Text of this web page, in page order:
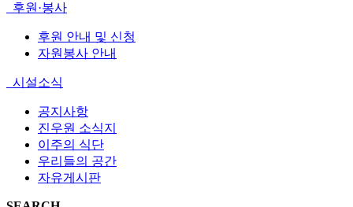
후원·봉사
후원 안내 및 신청
자원봉사 안내
시설소식
공지사항
진우원 소식지
이주의 식단
우리들의 공간
자유게시판